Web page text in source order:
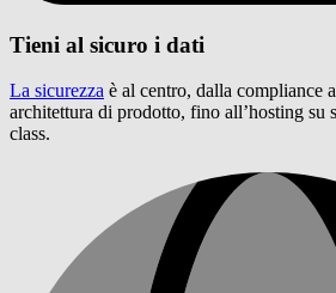
Tieni al sicuro i dati
La sicurezza è al centro, dalla compliance
architettura di prodotto, fino all’hosting su
class.